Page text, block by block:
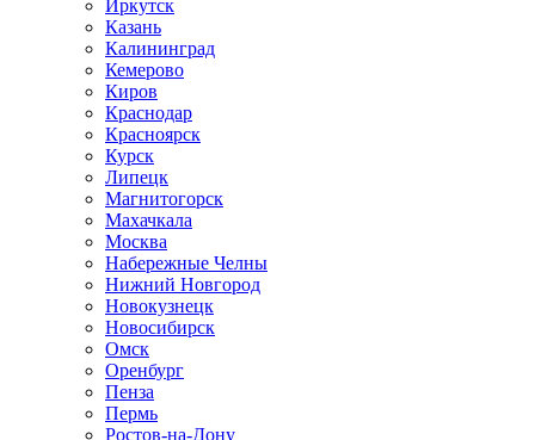
Иркутск
Казань
Калининград
Кемерово
Киров
Краснодар
Красноярск
Курск
Липецк
Магнитогорск
Махачкала
Москва
Набережные Челны
Нижний Новгород
Новокузнецк
Новосибирск
Омск
Оренбург
Пенза
Пермь
Ростов-на-Дону